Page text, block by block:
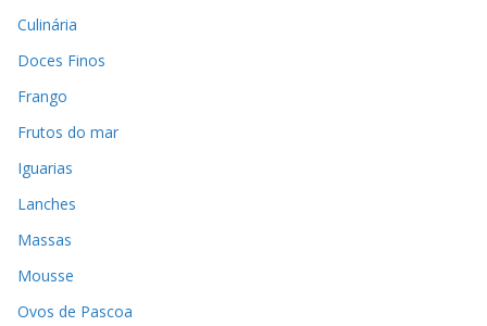
Culinária
Doces Finos
Frango
Frutos do mar
Iguarias
Lanches
Massas
Mousse
Ovos de Pascoa